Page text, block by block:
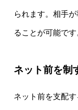
られます。相手
ることが可能です
ネット前を制
ネット前を支配